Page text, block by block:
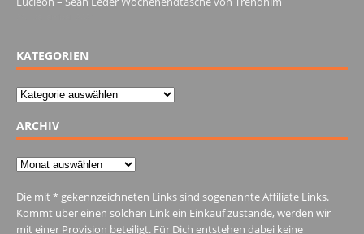
KATEGORIEN
Kategorien
ARCHIV
Archiv
Die mit * gekennzeichneten Links sind sogenannte Affiliate Links.
Kommt über einen solchen Link ein Einkauf zustande, werden wir
mit einer Provision beteiligt. Für Dich entstehen dabei keine